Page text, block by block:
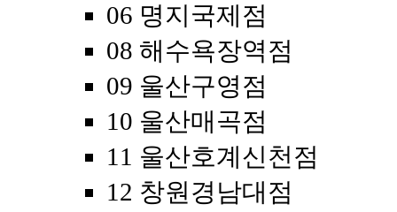
06 명지국제점
08 해수욕장역점
09 울산구영점
10 울산매곡점
11 울산호계신천점
12 창원경남대점